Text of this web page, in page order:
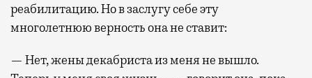
реабилитацию. Но в заслугу себе эту
многолетнюю верность она не ставит:
— Нет, жены декабриста из меня не вышло.